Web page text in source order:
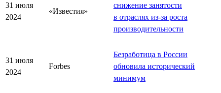
31 июля
2024
«Известия»
снижение занятости
в отраслях из-за роста
производительности
31 июля
2024
Forbes
Безработица в России
обновила исторический
минимум